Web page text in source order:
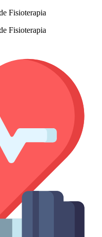
Fisioterapia
Fisioterapia